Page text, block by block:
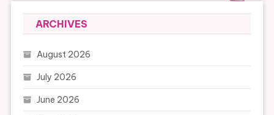
ARCHIVES
August 2026
July 2026
June 2026